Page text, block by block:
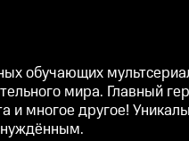
обучающих
мира. Главный
многое другое!